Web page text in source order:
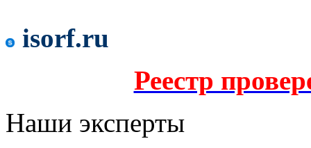
isorf.ru
Реестр
Наши эксперты